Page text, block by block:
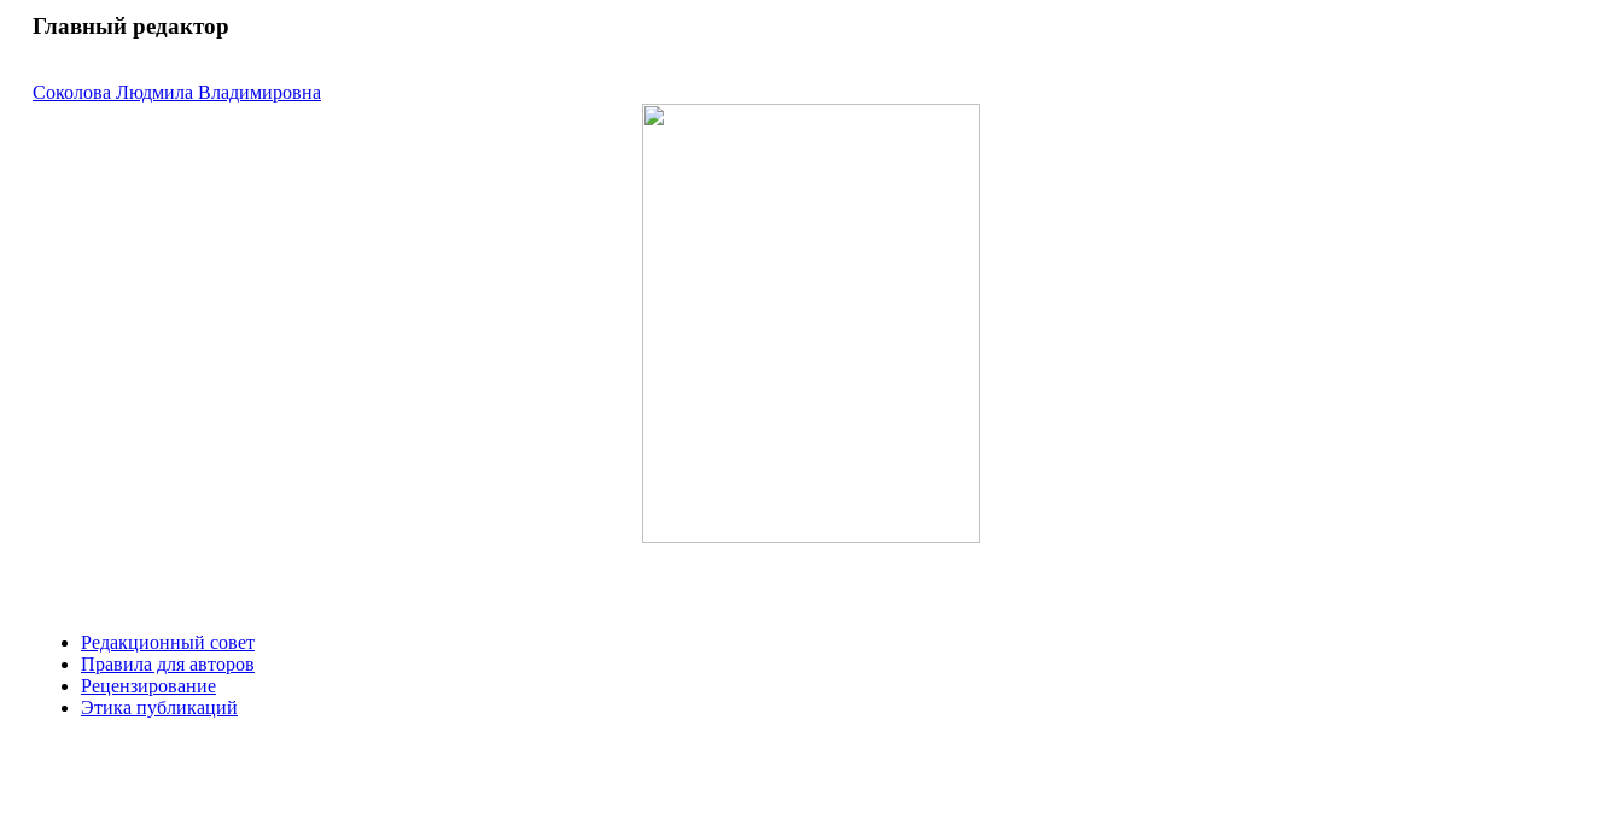
Главный редактор
Соколова Людмила Владимировна
Редакционный совет
Правила для авторов
Рецензирование
Этика публикаций